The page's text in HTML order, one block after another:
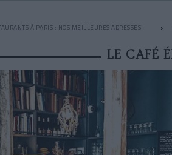
À PARIS : NOS MEILLEURES ADRESSES
LE CAFÉ